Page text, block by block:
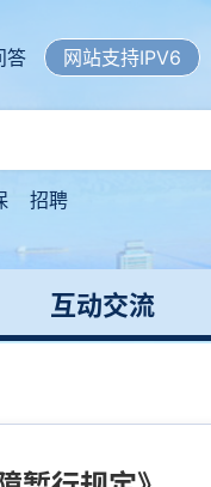
答 网站支持IPV6
招聘
互动交流